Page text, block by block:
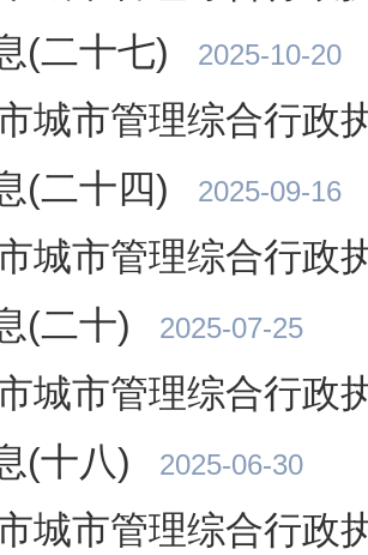
(二十七)
2025-10-20
城市管理综合行政
(二十四)
2025-09-16
城市管理综合行政
(二十)
2025-07-25
城市管理综合行政
(十八)
2025-06-30
城市管理综合行政